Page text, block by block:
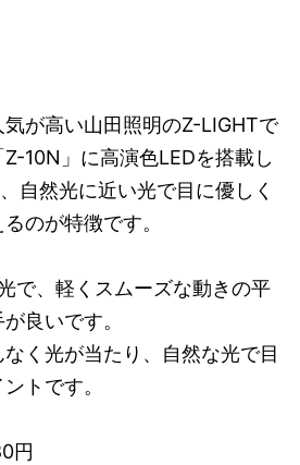
が高い山田照明のZ-LIGHTで
10N」に高演色LEDを搭載し
自然光に近い光で目に優しく
のが特徴です。
で、軽くスムーズな動きの平
良いです。
く光が当たり、自然な光で目
トです。
円